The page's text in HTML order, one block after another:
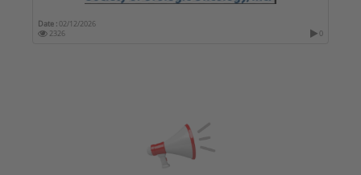
Date :02/12/2026
2326
0